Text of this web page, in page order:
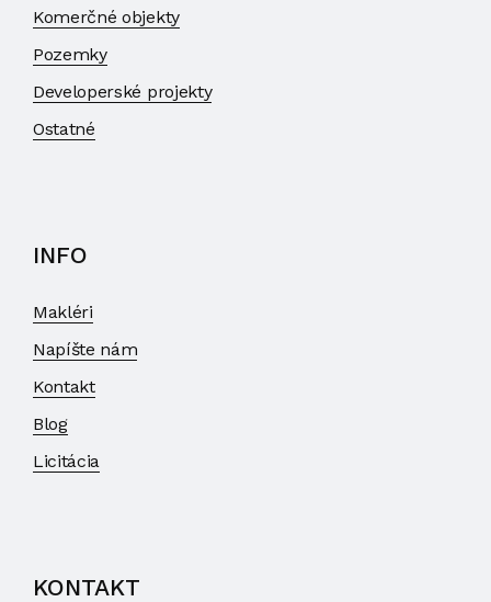
Komerčné objekty
Pozemky
Developerské projekty
Ostatné
INFO
Makléri
Napíšte nám
Kontakt
Blog
Licitácia
KONTAKT